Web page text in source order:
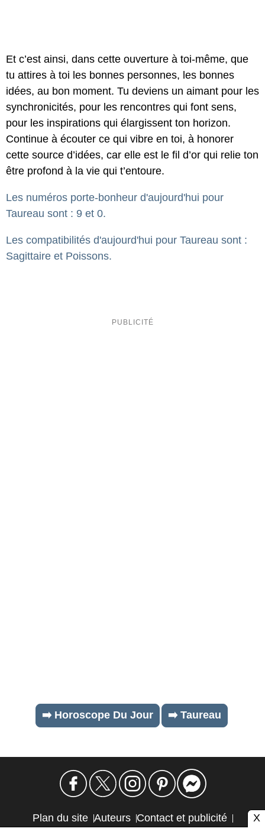
Et c’est ainsi, dans cette ouverture à toi-même, que
tu attires à toi les bonnes personnes, les bonnes
idées, au bon moment. Tu deviens un aimant pour les
synchronicités, pour les rencontres qui font sens,
pour les inspirations qui élargissent ton horizon.
Continue à écouter ce qui vibre en toi, à honorer
cette source d’idées, car elle est le fil d’or qui relie ton
être profond à la vie qui t’entoure.
Les numéros porte-bonheur d'aujourd'hui pour
Taureau sont : 9 et 0.
Les compatibilités d'aujourd'hui pour Taureau sont :
Sagittaire et Poissons.
➡️ Horoscope Du Jour ➡️ Taureau
Plan du site Auteurs Contact et publicité
X